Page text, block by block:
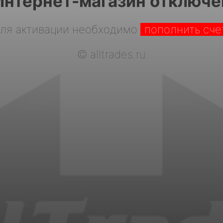
активации необходимо
пополнить
© alltrades.ru